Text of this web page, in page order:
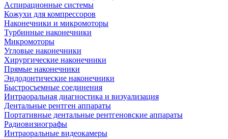
Аспирационные системы
Кожухи для компрессоров
Наконечники и микромоторы
Турбинные наконечники
Микромоторы
Угловые наконечники
Хирургические наконечники
Прямые наконечники
Эндодонтические наконечники
Быстросъемные соединения
Интраоральная диагностика и визуализация
Дентальные рентген аппараты
Портативные дентальные рентгеновские аппараты
Радиовизиографы
Интраоральные видеокамеры